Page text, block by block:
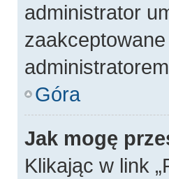
administrator
Góra
Jak mogę
Klikając w link